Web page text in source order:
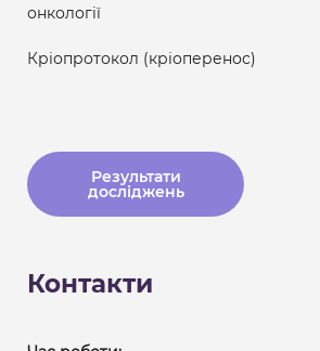
онкології
Кріопротокол (кріоперенос)
Результати
досліджень
Контакти